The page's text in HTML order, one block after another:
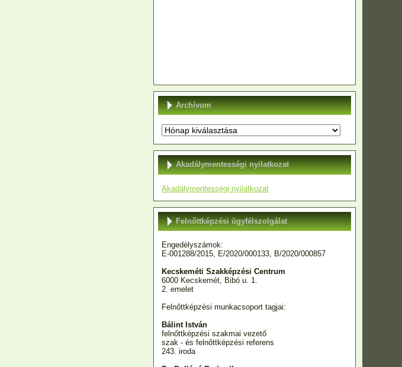
Archívum
Archívum
Akadálymentességi nyilatkozat
Akadálymentességi nyilatkozat
Felnőttképzési ügyfélszolgálat
Engedélyszámok:
E-001288/2015, E/2020/000133, B/2020/000857
Kecskeméti Szakképzési Centrum
6000 Kecskemét, Bibó u. 1.
2. emelet
Felnőttképzési munkacsoport tagjai:
Bálint István
felnőttképzési szakmai vezető
szak - és felnőttképzési referens
243. iroda